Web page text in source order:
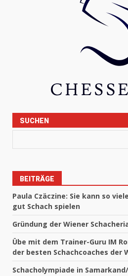
SUCHEN
BEITRÄGE
Paula Czäczine: Sie kann so
gut Schach spielen
Gründung der Wiener
Übe mit dem Trainer-Guru IM
der besten Schachcoaches der
Schacholympiade in